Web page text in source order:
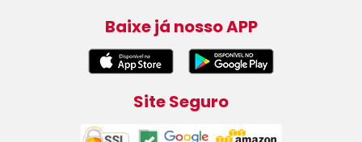
Baixe já nosso APP
Site Seguro